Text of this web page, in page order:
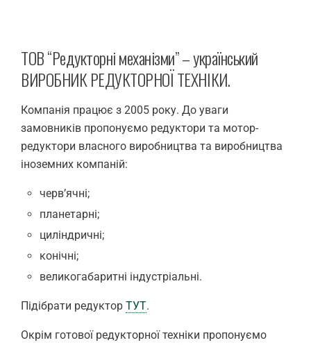
ТОВ “Редукторні механізми” – український
ВИРОБНИК РЕДУКТОРНОЇ ТЕХНІКИ.
Компанія працює з 2005 року. До уваги
замовників пропонуємо редуктори та мотор-
редуктори власного виробництва та виробництва
іноземних компаній:
черв’ячні;
планетарні;
циліндричні;
конічні;
великогабаритні індустріальні.
Підібрати редуктор ТУТ.
Окрім готової редукторної техніки пропонуємо